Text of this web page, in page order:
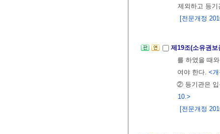
제외하고 등
[전문개정
제19조(소유권
를 하였을 때
여야 한다. <
② 등기관은 입
10.>
[전문개정